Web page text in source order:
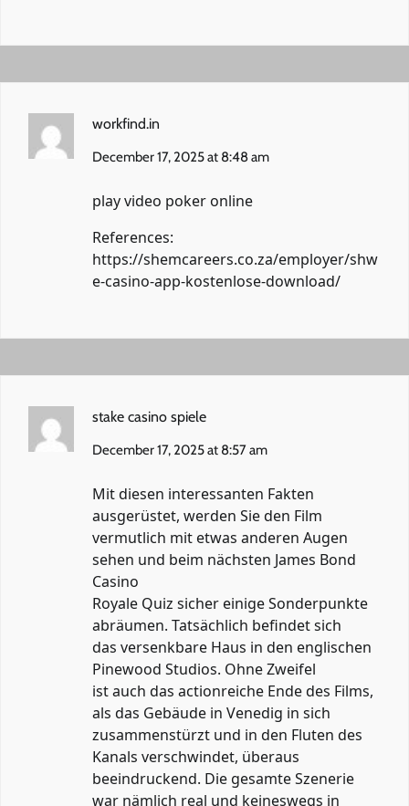
workfind.in
December 17, 2025 at 8:48 am
play video poker online
References:
https://shemcareers.co.za/employer/shw
e-casino-app-kostenlose-download/
stake casino spiele
December 17, 2025 at 8:57 am
Mit diesen interessanten Fakten
ausgerüstet, werden Sie den Film
vermutlich mit etwas anderen Augen
sehen und beim nächsten James Bond
Casino
Royale Quiz sicher einige Sonderpunkte
abräumen. Tatsächlich befindet sich
das versenkbare Haus in den englischen
Pinewood Studios. Ohne Zweifel
ist auch das actionreiche Ende des Films,
als das Gebäude in Venedig in sich
zusammenstürzt und in den Fluten des
Kanals verschwindet, überaus
beeindruckend. Die gesamte Szenerie
war nämlich real und keineswegs in